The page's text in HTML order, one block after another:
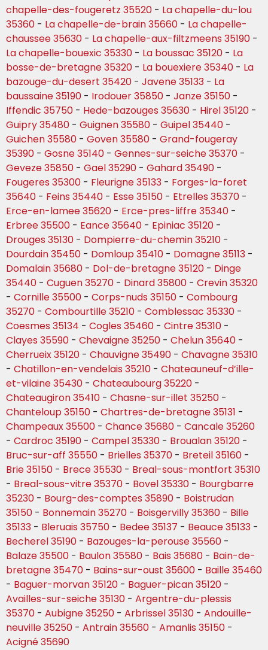
chapelle-des-fougeretz 35520 - La chapelle-du-lou
35360 - La chapelle-de-brain 35660 - La chapelle-
chaussee 35630 - La chapelle-aux-filtzmeens 35190 -
La chapelle-bouexic 35330 - La boussac 35120 - La
bosse-de-bretagne 35320 - La bouexiere 35340 - La
bazouge-du-desert 35420 - Javene 35133 - La
baussaine 35190 - Irodouer 35850 - Janze 35150 -
Iffendic 35750 - Hede-bazouges 35630 - Hirel 35120 -
Guipry 35480 - Guignen 35580 - Guipel 35440 -
Guichen 35580 - Goven 35580 - Grand-fougeray
35390 - Gosne 35140 - Gennes-sur-seiche 35370 -
Geveze 35850 - Gael 35290 - Gahard 35490 -
Fougeres 35300 - Fleurigne 35133 - Forges-la-foret
35640 - Feins 35440 - Esse 35150 - Etrelles 35370 -
Erce-en-lamee 35620 - Erce-pres-liffre 35340 -
Erbree 35500 - Eance 35640 - Epiniac 35120 -
Drouges 35130 - Dompierre-du-chemin 35210 -
Dourdain 35450 - Domloup 35410 - Domagne 35113 -
Domalain 35680 - Dol-de-bretagne 35120 - Dinge
35440 - Cuguen 35270 - Dinard 35800 - Crevin 35320
- Cornille 35500 - Corps-nuds 35150 - Combourg
35270 - Combourtille 35210 - Comblessac 35330 -
Coesmes 35134 - Cogles 35460 - Cintre 35310 -
Clayes 35590 - Chevaigne 35250 - Chelun 35640 -
Cherrueix 35120 - Chauvigne 35490 - Chavagne 35310
- Chatillon-en-vendelais 35210 - Chateauneuf-d’ille-
et-vilaine 35430 - Chateaubourg 35220 -
Chateaugiron 35410 - Chasne-sur-illet 35250 -
Chanteloup 35150 - Chartres-de-bretagne 35131 -
Champeaux 35500 - Chance 35680 - Cancale 35260
- Cardroc 35190 - Campel 35330 - Broualan 35120 -
Bruc-sur-aff 35550 - Brielles 35370 - Breteil 35160 -
Brie 35150 - Brece 35530 - Breal-sous-montfort 35310
- Breal-sous-vitre 35370 - Bovel 35330 - Bourgbarre
35230 - Bourg-des-comptes 35890 - Boistrudan
35150 - Bonnemain 35270 - Boisgervilly 35360 - Bille
35133 - Bleruais 35750 - Bedee 35137 - Beauce 35133 -
Becherel 35190 - Bazouges-la-perouse 35560 -
Balaze 35500 - Baulon 35580 - Bais 35680 - Bain-de-
bretagne 35470 - Bains-sur-oust 35600 - Baille 35460
- Baguer-morvan 35120 - Baguer-pican 35120 -
Availles-sur-seiche 35130 - Argentre-du-plessis
35370 - Aubigne 35250 - Arbrissel 35130 - Andouille-
neuville 35250 - Antrain 35560 - Amanlis 35150 -
Acigné 35690